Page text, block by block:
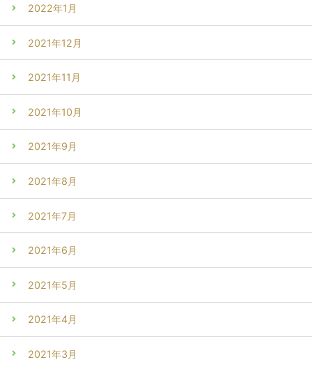
2022年1月
2021年12月
2021年11月
2021年10月
2021年9月
2021年8月
2021年7月
2021年6月
2021年5月
2021年4月
2021年3月